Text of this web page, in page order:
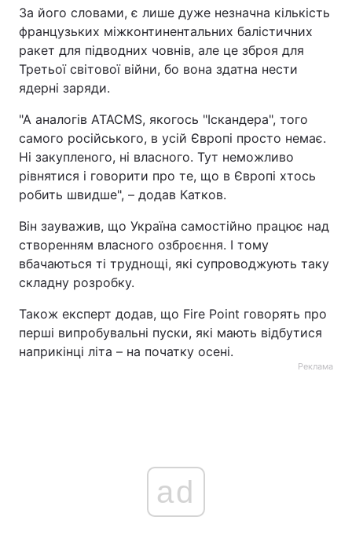
За його словами, є лише дуже незначна кількість
французьких міжконтинентальних балістичних
ракет для підводних човнів, але це зброя для
Третьої світової війни, бо вона здатна нести
ядерні заряди.
"А аналогів ATACMS, якогось "Іскандера", того
самого російського, в усій Європі просто немає.
Ні закупленого, ні власного. Тут неможливо
рівнятися і говорити про те, що в Європі хтось
робить швидше", – додав Катков.
Він зауважив, що Україна самостійно працює над
створенням власного озброєння. І тому
вбачаються ті труднощі, які супроводжують таку
складну розробку.
Також експерт додав, що Fire Point говорять про
перші випробувальні пуски, які мають відбутися
наприкінці літа – на початку осені.
Реклама
ad